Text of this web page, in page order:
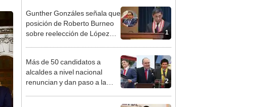
1
posición de Roberto Burneo
sobre reelección de López
Aliaga no representan al JNE
2
alcaldes a nivel nacional
renuncian y dan paso a la
reelección encubierta